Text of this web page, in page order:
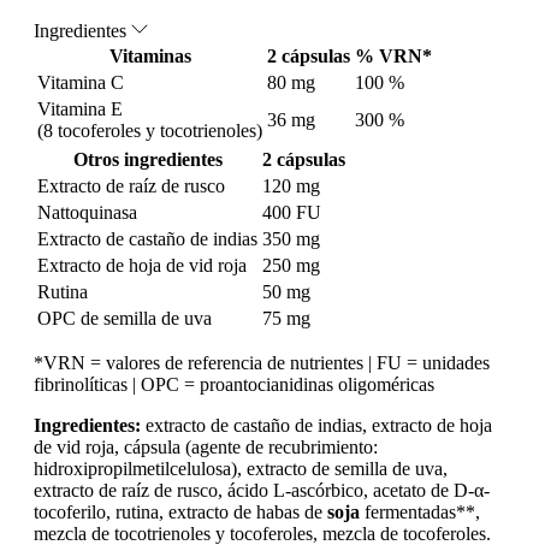
Ingredientes
Vitaminas
2 cápsulas % VRN*
Vitamina C
80 mg
100 %
Vitamina E
(8 tocoferoles y tocotrienoles)
36 mg
300 %
Otros ingredientes
2 cápsulas
Extracto de raíz de rusco
120 mg
Nattoquinasa
400 FU
Extracto de castaño de indias 350 mg
Extracto de hoja de vid roja
250 mg
Rutina
50 mg
OPC de semilla de uva
75 mg
*VRN = valores de referencia de nutrientes | FU = unidades
fibrinolíticas | OPC = proantocianidinas oligoméricas
Ingredientes: extracto de castaño de indias, extracto de hoja
de vid roja, cápsula (agente de recubrimiento:
hidroxipropilmetilcelulosa), extracto de semilla de uva,
extracto de raíz de rusco, ácido L-ascórbico, acetato de D-α-
tocoferilo, rutina, extracto de habas de soja fermentadas**,
mezcla de tocotrienoles y tocoferoles, mezcla de tocoferoles.